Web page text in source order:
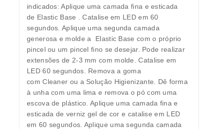
indicados: Aplique uma camada fina e esticada
de Elastic Base . Catalise em LED em 60
segundos. Aplique uma segunda camada
generosa e molde a Elastic Base com o próprio
pincel ou um pincel fino se desejar. Pode realizar
extensões de 2-3 mm com molde. Catalise em
LED 60 segundos. Remova a goma
com Cleaner ou a Solução Higienizante. Dê forma
à unha com uma lima e remova o pó com uma
escova de plástico. Aplique uma camada fina e
esticada de verniz gel de cor e catalise em LED
em 60 segundos. Aplique uma segunda camada